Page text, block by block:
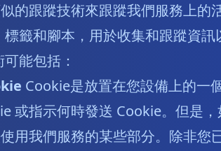
的跟蹤技術來跟蹤我們服務上的
籤和腳本，用於收集和跟蹤資
能包括：
Cookie是放置在您設備上的一
或指示何時發送 Cookie。但是
用我們服務的某些部分。除非您